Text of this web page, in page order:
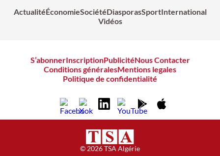
ActualitéÉconomieSociétéDiasporasSportInternational
Vidéos
S’abonnerInscriptionPublicitéNous Contacter
Conditions généralesMentions legales
Politique de confidentialité
© 2026 TSA Algérie